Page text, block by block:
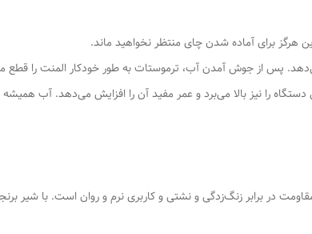
پس از جوش آمدن آب، ترموستات به طور خودکار المنت را
دستگاه را نیز بالا می‌برد و عمر مفید آن را افزایش می‌دهد. آب
در برابر زنگ‌زدگی و نشتی و کاربری نرم و روان است. با شیر